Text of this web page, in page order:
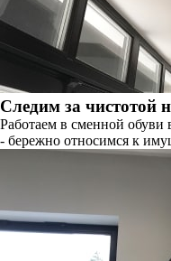
Следим за чистотой
Работаем в сменной обуви
- бережно относимся к